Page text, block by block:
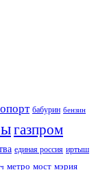
бабурин бензин
газпром
единая россия иртыш
метро мост мэрия